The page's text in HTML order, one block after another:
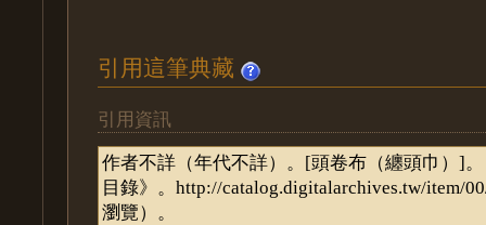
引用這筆典藏
引用資訊